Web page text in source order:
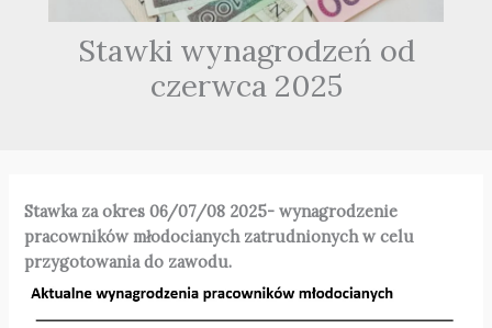
Stawki wynagrodzeń od
czerwca 2025
Stawka za okres 06/07/08 2025- wynagrodzenie
pracowników młodocianych zatrudnionych w celu
przygotowania do zawodu.